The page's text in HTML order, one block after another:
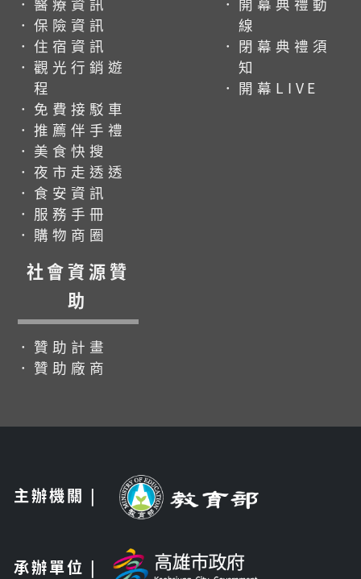
．保險資訊
．住宿資訊
．觀光行銷遊
程
．免費接駁車
．推薦伴手禮
．美食快搜
．夜市走透透
．食安資訊
．服務手冊
．購物商圈
線
．閉幕典禮須
知
．開幕LIVE
社會資源贊
助
．贊助計畫
．贊助廠商
主辦機關 |
承辦單位 |